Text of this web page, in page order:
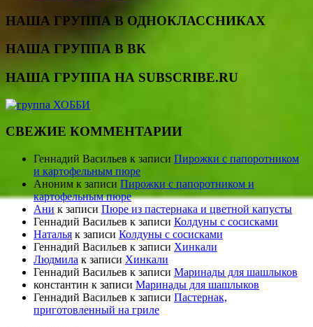
НАША ГРУППА В ОДНОКЛАССНИКАХ
НАША ГРУППА В ВК
НАША ГРУППА НА SUBSCRIBE.RU
СВЕЖИЕ КОММЕНТАРИИ
Геннадий Васильев к записи Пирожки с папоротником
и картофельным пюре
Аноним к записи Пирожки с папоротником и
картофельным пюре
Ани к записи Пюре из пастернака и цветной капусты
Геннадий Васильев к записи Колдуны с сосисками
Наталья к записи Колдуны с сосисками
Геннадий Васильев к записи Хинкали
Людмила к записи Хинкали
Геннадий Васильев к записи Маринады для шашлыков
константин к записи Маринады для шашлыков
Геннадий Васильев к записи Пастернак,
приготовленный на гриле